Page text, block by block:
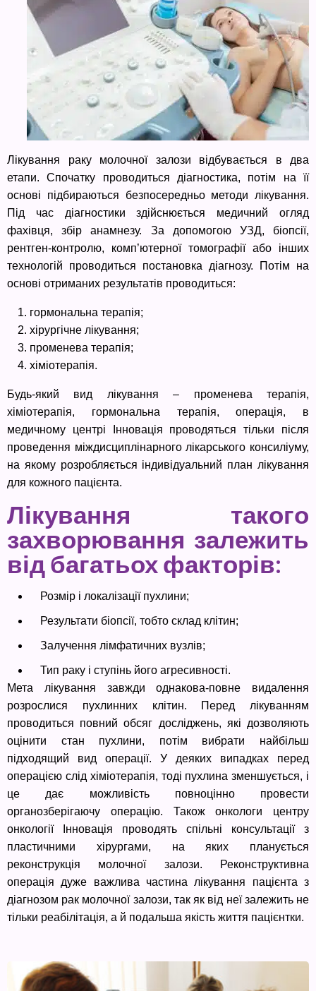
Лікування раку молочної залози відбувається в два
етапи. Спочатку проводиться діагностика, потім на її
основі підбираються безпосередньо методи лікування.
Під час діагностики здійснюється медичний огляд
фахівця, збір анамнезу. За допомогою УЗД, біопсії,
рентген-контролю, комп’ютерної томографії або інших
технологій проводиться постановка діагнозу. Потім на
основі отриманих результатів проводиться:
гормональна терапія;
хірургічне лікування;
променева терапія;
хіміотерапія.
Будь-який вид лікування – променева терапія,
хіміотерапія, гормональна терапія, операція, в
медичному центрі Інновація проводяться тільки після
проведення міждисциплінарного лікарського консиліуму,
на якому розробляється індивідуальний план лікування
для кожного пацієнта.
Лікування такого
захворювання залежить
від багатьох факторів:
Розмір і локалізації пухлини;
Результати біопсії, тобто склад клітин;
Залучення лімфатичних вузлів;
Тип раку і ступінь його агресивності.
Мета лікування завжди однакова-повне видалення
розрослися пухлинних клітин. Перед лікуванням
проводиться повний обсяг досліджень, які дозволяють
оцінити стан пухлини, потім вибрати найбільш
підходящий вид операції. У деяких випадках перед
операцією слід хіміотерапія, тоді пухлина зменшується, і
це дає можливість повноцінно провести
органозберігаючу операцію. Також онкологи центру
онкології Інновація проводять спільні консультації з
пластичними хірургами, на яких планується
реконструкція молочної залози. Реконструктивна
операція дуже важлива частина лікування пацієнта з
діагнозом рак молочної залози, так як від неї залежить не
тільки реабілітація, а й подальша якість життя пацієнтки.